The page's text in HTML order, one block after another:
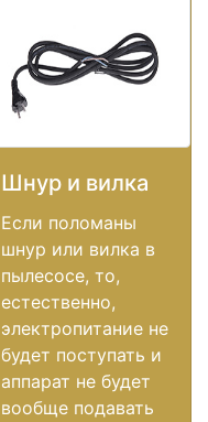
Шнур и вилка
Если поломаны
шнур или вилка в
пылесосе, то,
естественно,
электропитание не
будет поступать и
аппарат не будет
вообще подавать